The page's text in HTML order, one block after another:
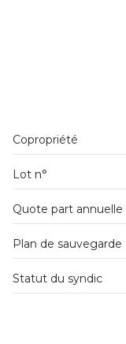
terrasse
quartier
terrasse
Copropriété
Lot n°
Quote part annuelle
Plan de sauvegarde
Statut du syndic